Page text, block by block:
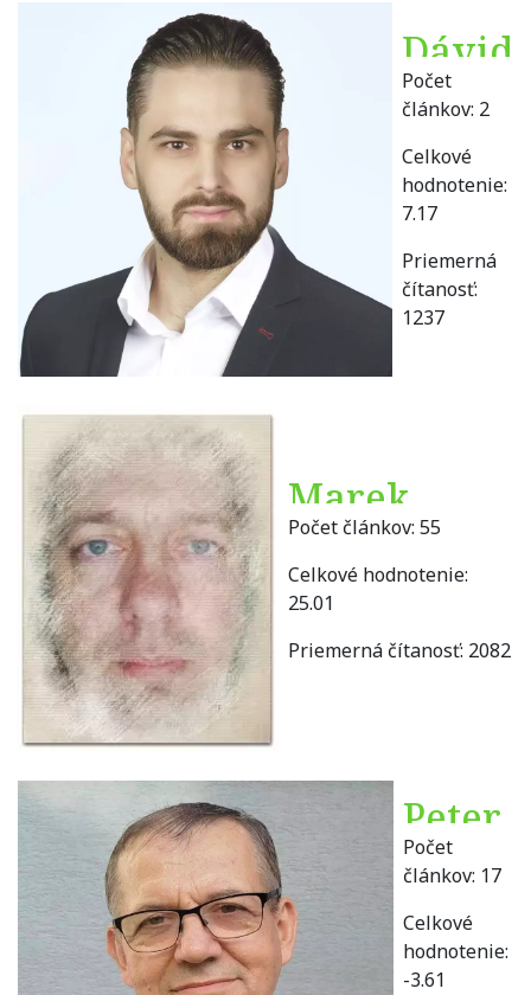
Dávid
Béreš
Počet
článkov: 2
Celkové
hodnotenie:
7.17
Priemerná
čítanosť:
1237
Marek
Bičík
Počet článkov: 55
Celkové hodnotenie:
25.01
Priemerná čítanosť: 2082
Peter
Bielik
Počet
článkov: 17
Celkové
hodnotenie:
-3.61